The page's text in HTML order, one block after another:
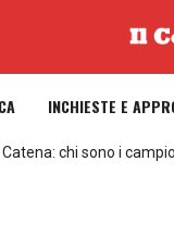
INCHIESTE E
chi sono i